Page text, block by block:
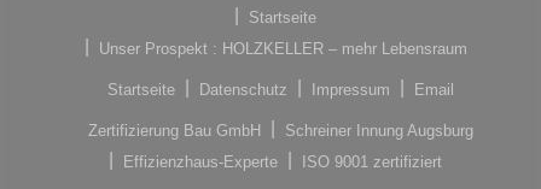
Startseite
Unser Prospekt : HOLZKELLER – mehr Lebensraum
Startseite Datenschutz Impressum Email
Zertifizierung Bau GmbH
Schreiner Innung Augsburg
Effizienzhaus-Experte
ISO 9001 zertifiziert